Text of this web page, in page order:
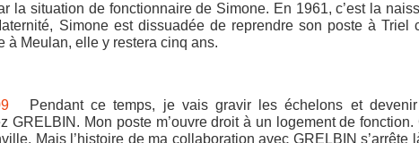
la situation de fonctionnaire de Simone. En 1961, c’est la
Simone est dissuadée de reprendre son poste à Triel
à Meulan, elle y restera cinq ans.
Pendant ce temps, je vais gravir les échelons et
GRELBIN. Mon poste m’ouvre droit à un logement de fonction.
Mais l’histoire de ma collaboration avec GRELBIN s’arrête